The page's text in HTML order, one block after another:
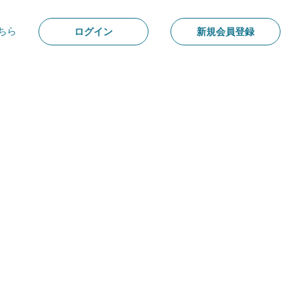
ら ログイン 新規会員登録